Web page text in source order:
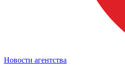
Новости агентства